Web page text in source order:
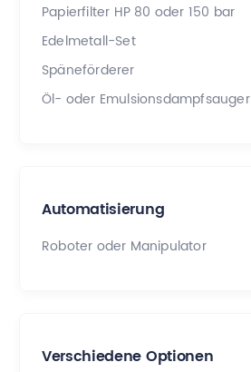
Papierfilter HP 80 oder 150 bar
Edelmetall-Set
Späneförderer
Öl- oder Emulsionsdampfsauger
Automatisierung
Roboter oder Manipulator
Verschiedene Optionen